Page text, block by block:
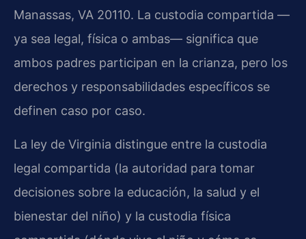
Manassas, VA 20110. La custodia compartida —
ya sea legal, física o ambas— significa que
ambos padres participan en la crianza, pero los
derechos y responsabilidades específicos se
definen caso por caso.
La ley de Virginia distingue entre la custodia
legal compartida (la autoridad para tomar
decisiones sobre la educación, la salud y el
bienestar del niño) y la custodia física